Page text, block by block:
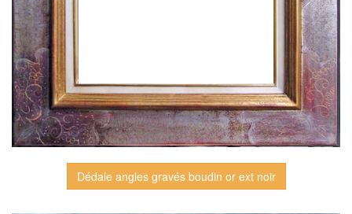
Dédale angles gravés boudin or ext noir